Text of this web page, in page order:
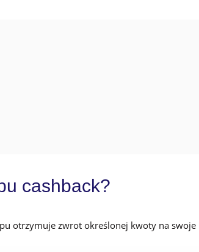
cashback?
otrzymuje zwrot określonej kwoty na swoje